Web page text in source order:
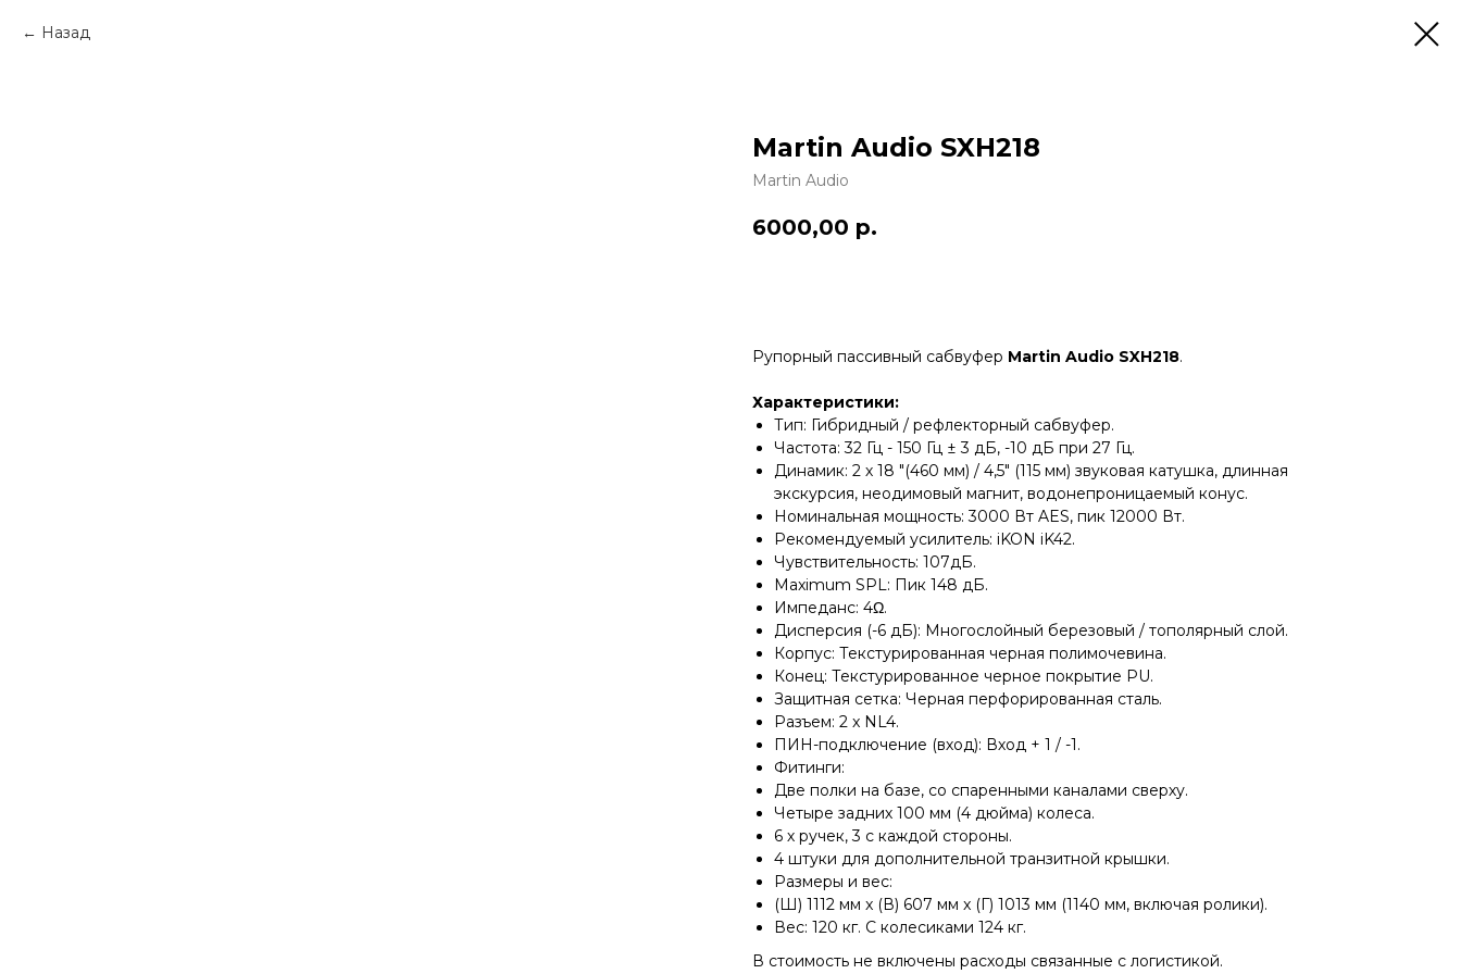
Назад
Martin Audio SXH218
Martin Audio
6000,00 р.
Рупорный пассивный сабвуфер Martin Audio SXH218.
Характеристики:
Тип: Гибридный / рефлекторный сабвуфер.
Частота: 32 Гц - 150 Гц ± 3 дБ, -10 дБ при 27 Гц.
Динамик: 2 х 18 "(460 мм) / 4,5" (115 мм) звуковая катушка, длинная
экскурсия, неодимовый магнит, водонепроницаемый конус.
Номинальная мощность: 3000 Вт AES, пик 12000 Вт.
Рекомендуемый усилитель: iKON iK42.
Чувствительность: 107дБ.
Maximum SPL: Пик 148 дБ.
Импеданс: 4Ω.
Дисперсия (-6 дБ): Многослойный березовый / тополярный слой.
Корпус: Текстурированная черная полимочевина.
Конец: Текстурированное черное покрытие PU.
Защитная сетка: Черная перфорированная сталь.
Разъем: 2 x NL4.
ПИН-подключение (вход): Вход + 1 / -1.
Фитинги:
Две полки на базе, со спаренными каналами сверху.
Четыре задних 100 мм (4 дюйма) колеса.
6 х ручек, 3 с каждой стороны.
4 штуки для дополнительной транзитной крышки.
Размеры и вес:
(Ш) 1112 мм x (В) 607 мм x (Г) 1013 мм (1140 мм, включая ролики).
Вес: 120 кг. С колесиками 124 кг.
В стоимость не включены расходы связанные с логистикой.